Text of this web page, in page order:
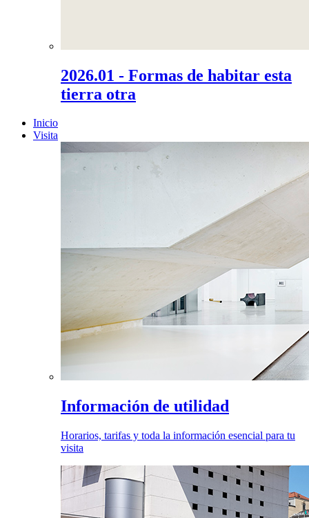
2026.01 - Formas de habitar esta
tierra otra
Inicio
Visita
Información de utilidad
Horarios, tarifas y toda la información esencial para tu
visita